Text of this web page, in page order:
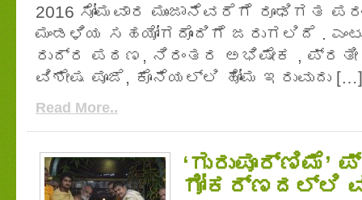
2016 ಸೋಮವಾರ ಮುಂಜಾನೆವರೆಗೆ ರೂಢಿಗತ
ಮಂಡಳಿಯ ಸಹಯೋಗದೊಂದಿಗೆ ಜರುಗಲಿದೆ .
ರುದ್ರ ಪಠಣ, ನಿರಂತರ ಅಭಿಷೇಕ , ಪ್ರತೀ
ವಿಶೇಷ ಪೂಜೆ, ಕೊನೆಯಲ್ಲಿ ಹೋಮ ಇರುವುದು […]
Read More..
‘ಗುರುಪೂರ್ಣಿಮೆ’
ಗೋಕರ್ಣದಲ್ಲಿ